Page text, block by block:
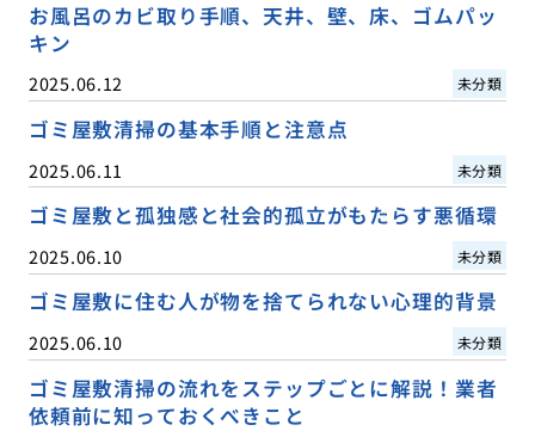
お風呂のカビ取り手順、天井、壁、床、ゴムパッ
キン
2025.06.12 未分類
ゴミ屋敷清掃の基本手順と注意点
2025.06.11 未分類
ゴミ屋敷と孤独感と社会的孤立がもたらす悪循環
2025.06.10 未分類
ゴミ屋敷に住む人が物を捨てられない心理的背景
2025.06.10 未分類
ゴミ屋敷清掃の流れをステップごとに解説！業者
依頼前に知っておくべきこと